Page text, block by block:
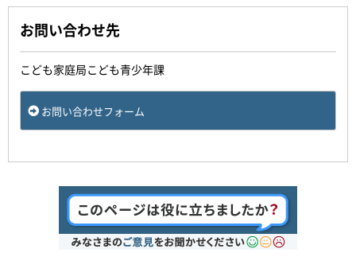
お問い合わせ先
こども家庭局こども青少年課
お問い合わせフォーム